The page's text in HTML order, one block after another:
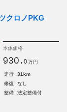
クロノPKG
本体価格
930. 0 万円
走行
31km
修復
なし
整備
法定整備付